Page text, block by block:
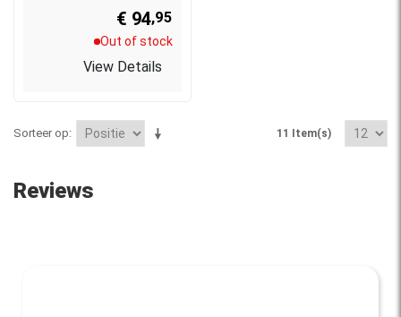
€ 94,95
Out of stock
View Details
Sorteer op 11 Item(s)
Reviews